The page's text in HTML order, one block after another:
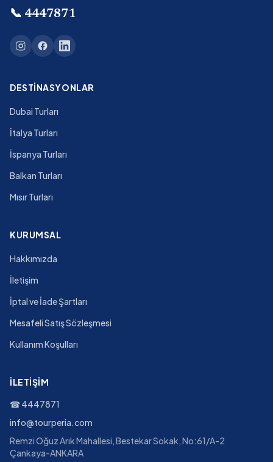
📞 4447871
DESTINASYONLAR
Dubai Turları
İtalya Turları
İspanya Turları
Balkan Turları
Mısır Turları
KURUMSAL
Hakkımızda
İletişim
İptal ve İade Şartları
Mesafeli Satış Sözleşmesi
Kullanım Koşulları
İLETIŞIM
☎4447871
info@tourperia.com
Remzi Oğuz Arık Mahallesi, Bestekar Sokak, No:61/A-2
Çankaya-ANKARA